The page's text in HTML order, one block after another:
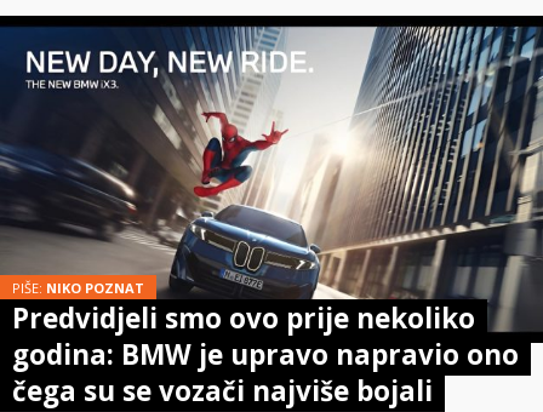
PIŠE: NIKO POZNAT
Predvidjeli smo ovo prije nekoliko
godina: BMW je upravo napravio ono
čega su se vozači najviše bojali